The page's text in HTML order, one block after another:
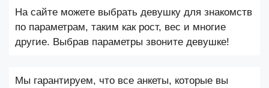
На сайте можете выбрать девушку для знакомств
по параметрам, таким как рост, вес и многие
другие. Выбрав параметры звоните девушке!
Мы гарантируем, что все анкеты, которые вы